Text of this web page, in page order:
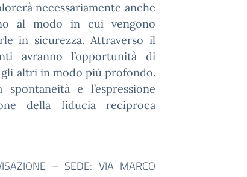
necessariamente anche
al modo in cui vengono
in sicurezza. Attraverso il
avranno l’opportunità di
altri in modo più profondo.
e l’espressione
della fiducia reciproca
– SEDE: VIA MARCO